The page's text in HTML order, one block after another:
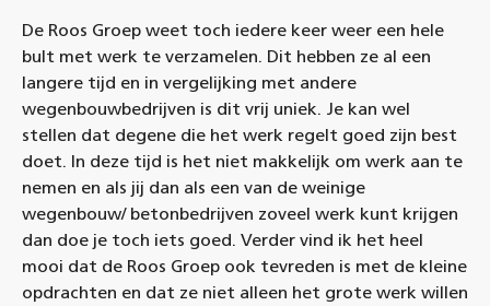
De Roos Groep weet toch iedere keer weer een hele
bult met werk te verzamelen. Dit hebben ze al een
langere tijd en in vergelijking met andere
wegenbouwbedrijven is dit vrij uniek. Je kan wel
stellen dat degene die het werk regelt goed zijn best
doet. In deze tijd is het niet makkelijk om werk aan te
nemen en als jij dan als een van de weinige
wegenbouw/ betonbedrijven zoveel werk kunt krijgen
dan doe je toch iets goed. Verder vind ik het heel
mooi dat de Roos Groep ook tevreden is met de kleine
opdrachten en dat ze niet alleen het grote werk willen